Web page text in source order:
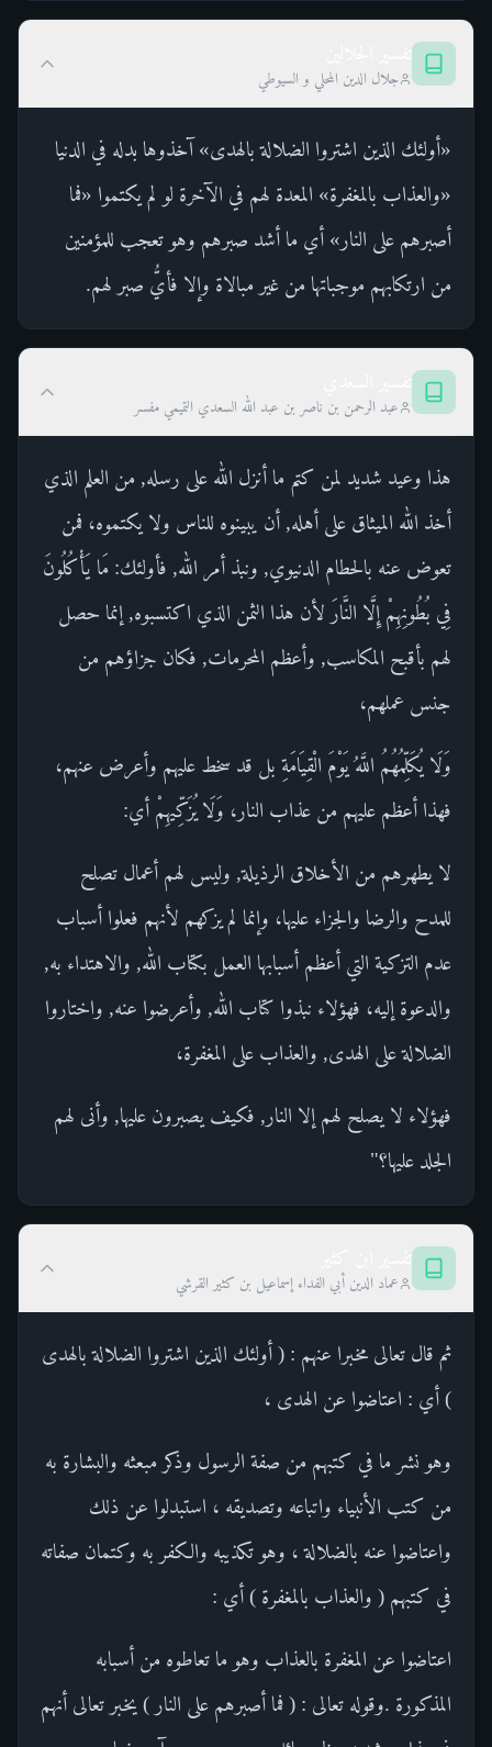
جلال الدين المحلي و السيوطي
«أولئك الذين اشتروا الضلالة بالهدى» آخذوها بدله في الدنيا
«والعذاب بالمغفرة» المعدة لهم في الآخرة لو لم يكتموا «فما
أصبرهم على النار» أي ما أشد صبرهم وهو تعجب للمؤمنين
من ارتكابهم موجباتها من غير مبالاة وإلا فأيُّ صبر لهم.
عبد الرحمن بن ناصر بن عبد الله السعدي التميمي مفسر
هذا وعيد شديد لمن كتم ما أنزل الله على رسله, من العلم الذي
أخذ الله الميثاق على أهله, أن يبينوه للناس ولا يكتموه، فمن
تعوض عنه بالحطام الدنيوي, ونبذ أمر الله, فأولئك: مَا يَأْكُلُونَ
فِي بُطُونِهِمْ إِلَّا النَّارَ لأن هذا الثمن الذي اكتسبوه, إنما حصل
لهم بأقبح المكاسب, وأعظم المحرمات, فكان جزاؤهم من
جنس عملهم،
وَلَا يُكَلِّمُهُمُ اللَّهُ يَوْمَ الْقِيَامَةِ بل قد سخط عليهم وأعرض عنهم،
فهذا أعظم عليهم من عذاب النار، وَلَا يُزَكِّيهِمْ أي:
لا يطهرهم من الأخلاق الرذيلة, وليس لهم أعمال تصلح
للمدح والرضا والجزاء عليها، وإنما لم يزكهم لأنهم فعلوا أسباب
عدم التزكية التي أعظم أسبابها العمل بكتاب الله, والاهتداء به,
والدعوة إليه، فهؤلاء نبذوا كتاب الله, وأعرضوا عنه, واختاروا
الضلالة على الهدى, والعذاب على المغفرة،
فهؤلاء لا يصلح لهم إلا النار, فكيف يصبرون عليها, وأنى لهم
الجلد عليها؟"
عماد الدين أبي الفداء إسماعيل بن كثير القرشي
ثم قال تعالى مخبرا عنهم : ( أولئك الذين اشتروا الضلالة بالهدى
) أي : اعتاضوا عن الهدى ،
وهو نشر ما في كتبهم من صفة الرسول وذكر مبعثه والبشارة به
من كتب الأنبياء واتباعه وتصديقه ، استبدلوا عن ذلك
واعتاضوا عنه بالضلالة ، وهو تكذيبه والكفر به وكتمان صفاته
في كتبهم ( والعذاب بالمغفرة ) أي :
اعتاضوا عن المغفرة بالعذاب وهو ما تعاطوه من أسبابه
المذكورة .وقوله تعالى : ( فما أصبرهم على النار ) يخبر تعالى أنهم